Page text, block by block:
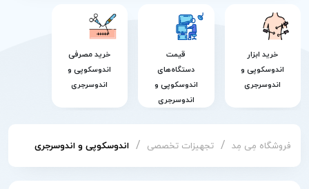
خرید ابزار
اندوسکوپی و
اندوسرجری
قیمت
دستگاه‌های
اندوسکوپی و
اندوسرجری
خرید مصرفی
اندوسکوپی و
اندوسرجری
فروشگاه مِی مِد / تجهیزات تخصصی / اندوسکوپی و اندوسرجری